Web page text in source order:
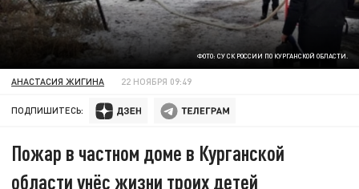
ФОТО: СУ СК РОССИИ ПО КУРГАНСКОЙ ОБЛАСТИ.
АНАСТАСИЯ ЖИГИНА 22 НОЯБРЯ 09:49
ПОДПИШИТЕСЬ:
Пожар в частном доме в Курганской
области унёс жизни троих детей